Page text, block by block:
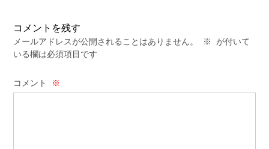
コメントを残す
メールアドレスが公開されることはありません。 ※
が付いて
いる欄は必須項目です
コメント ※